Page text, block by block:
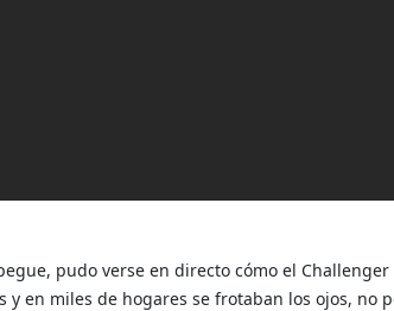
pudo verse en directo cómo el
y en miles de hogares se frotaban los ojos, no